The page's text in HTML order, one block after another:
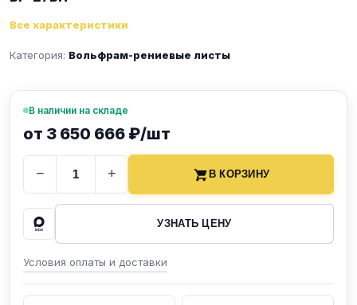
Все характеристики
Категория: Вольфрам-рениевые листы
В наличии на складе
от 3 650 666 ₽/шт
− + В КОРЗИНУ
УЗНАТЬ ЦЕНУ
Условия оплаты и доставки